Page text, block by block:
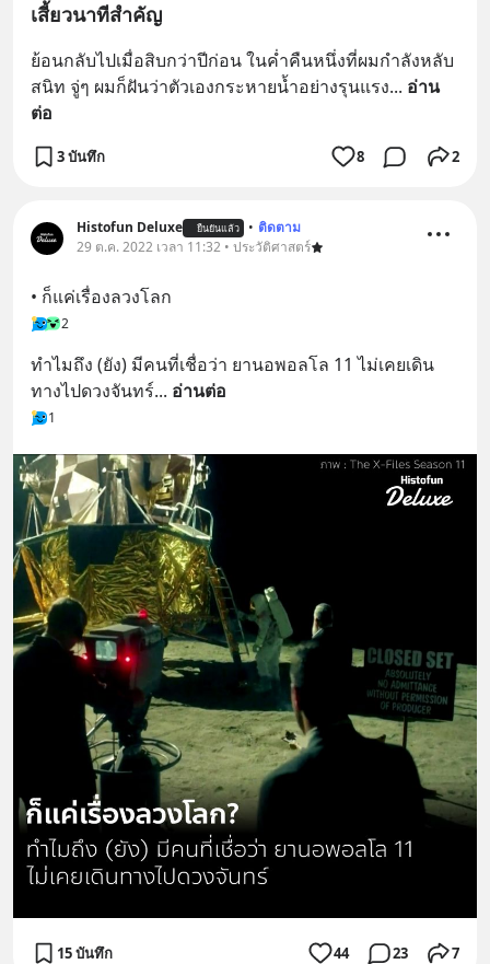
เสี้ยวนาทีสำคัญ
ย้อนกลับไปเมื่อสิบกว่าปีก่อน ในค่ำคืนหนึ่งที่ผมกำลังหลับ
สนิท จู่ๆ ผมก็ฝันว่าตัวเองกระหายน้ำอย่างรุนแรง... อ่าน
ต่อ
3 บันทึก 8 2
Histofun Deluxe ยืนยันแล้ว • ติดตาม
29 ต.ค. 2022 เวลา 11:32 • ประวัติศาสตร์
• ก็แค่เรื่องลวงโลก
2
ทำไมถึง (ยัง) มีคนที่เชื่อว่า ยานอพอลโล 11 ไม่เคยเดิน
ทางไปดวงจันทร์... อ่านต่อ
1
15 บันทึก 44 23 7